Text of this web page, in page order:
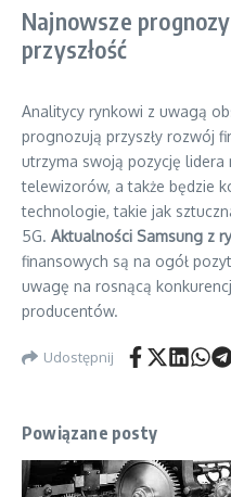
Najnowsze
przyszłość
Analitycy rynkowi z uwagą
prognozują przyszły rozwój
utrzyma swoją pozycję
telewizorów, a także będzie
technologie, takie jak
5G. Aktualności Samsung z
finansowych są na ogół
uwagę na rosnącą
producentów.
Udostępnij
Powiązane posty